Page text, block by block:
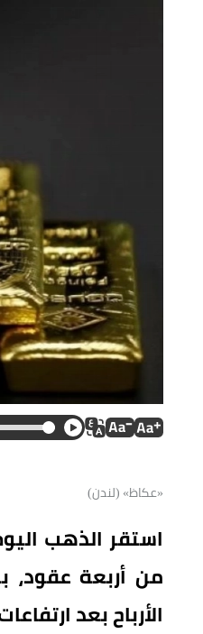
«عكاظ» (لندن)
استقر الذهب
من أربعة عقود،
الأرباح بعد